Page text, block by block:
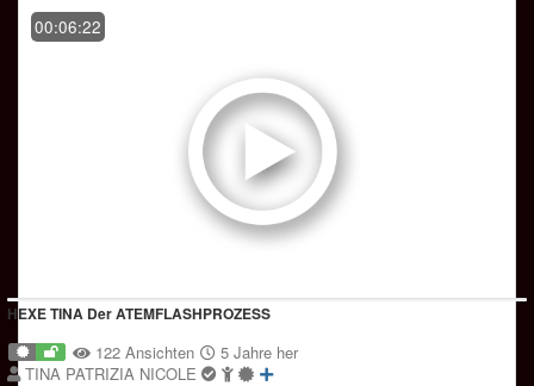
00:06:22
HEXE TINA Der ATEMFLASHPROZESS
122 Ansichten
5 Jahre her
TINA PATRIZIA NICOLE